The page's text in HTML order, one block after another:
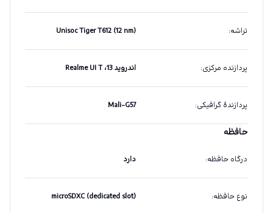
تراشه:
Unisoc Tiger T612 (12 nm)
پردازنده مرکزی: اندروید 13، Realme UI T
پردازندهٔ گرافیکی:
Mali-G57
حافظه
درگاه حافظه: دارد
نوع حافظه:
microSDXC (dedicated slot)